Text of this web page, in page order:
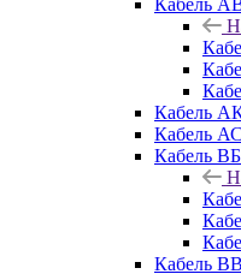
Кабель
Кабель
Кабель
Кабель
Кабель